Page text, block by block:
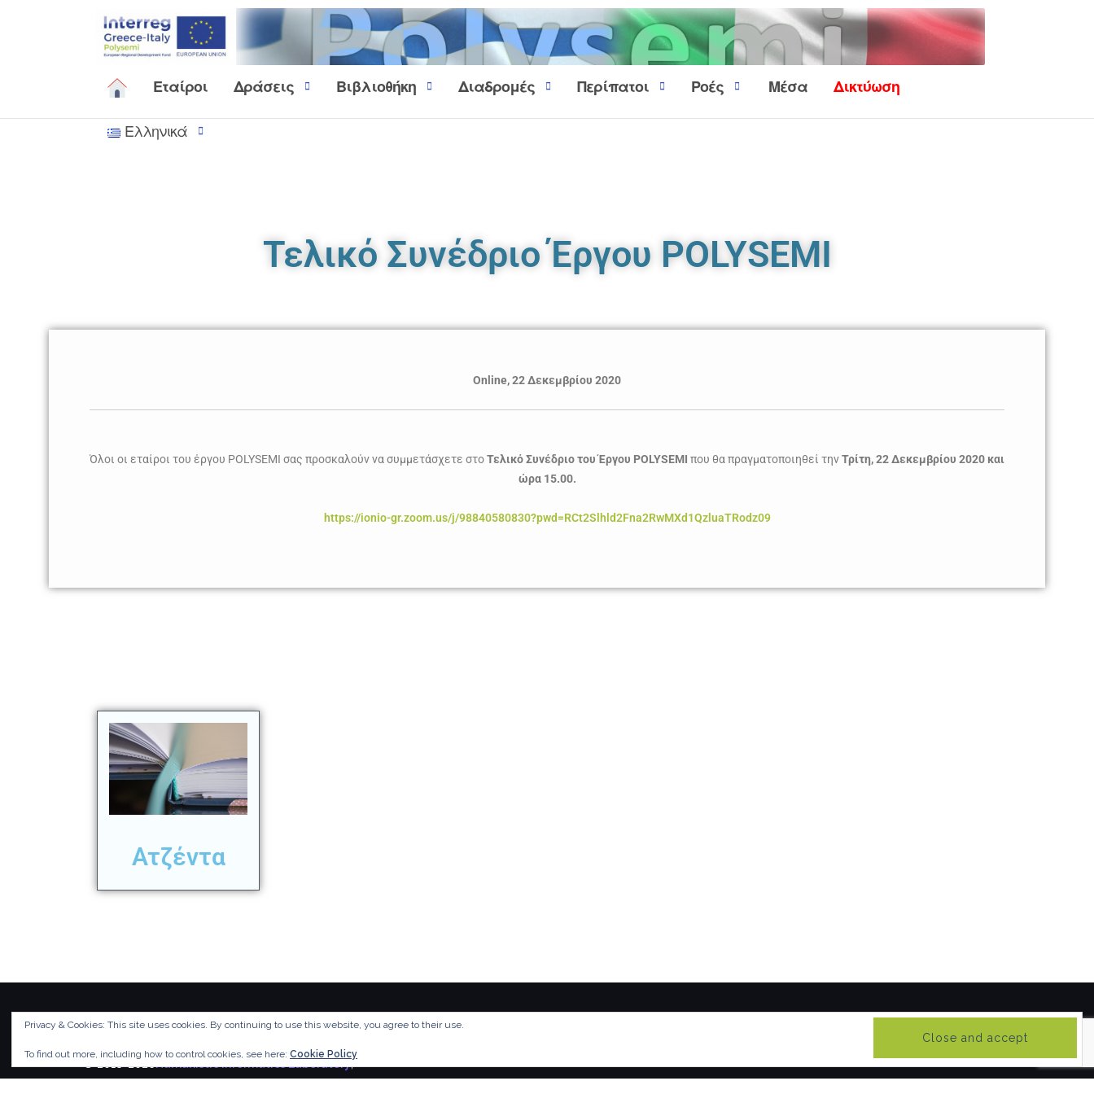
Εταίροι Δράσεις Βιβλιοθήκη Διαδρομές Περίπατοι Ροές Μέσα Δικτύωση
Ελληνικά
Τελικό Συνέδριο Έργου POLYSEMI
Online, 22 Δεκεμβρίου 2020
Όλοι οι εταίροι του έργου POLYSEMI σας προσκαλούν να συμμετάσχετε στοΤελικό Συνέδριο του Έργου POLYSEMI που θα πραγματοποιηθεί τηνΤρίτη, 22 Δεκεμβρίου 2020 και
ώρα 15.00.
https://ionio-gr.zoom.us/j/98840580830?pwd=RCt2Slhld2Fna2RwMXd1QzluaTRodz09
Ατζέντα
© 2018-2026Humanistic Informatics Laboratory,
Privacy & Cookies: This site uses cookies. By continuing to use this website, you agree to their use.
To find out more, including how to control cookies, see here: Cookie Policy